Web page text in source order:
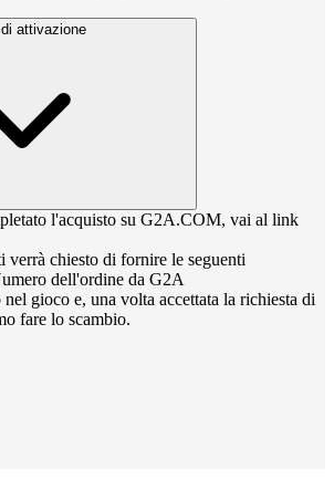
attivazione
l'acquisto su G2A.COM, vai al link
verrà chiesto di fornire le seguenti
dell'ordine da G2A
gioco e, una volta accettata la richiesta di
fare lo scambio.